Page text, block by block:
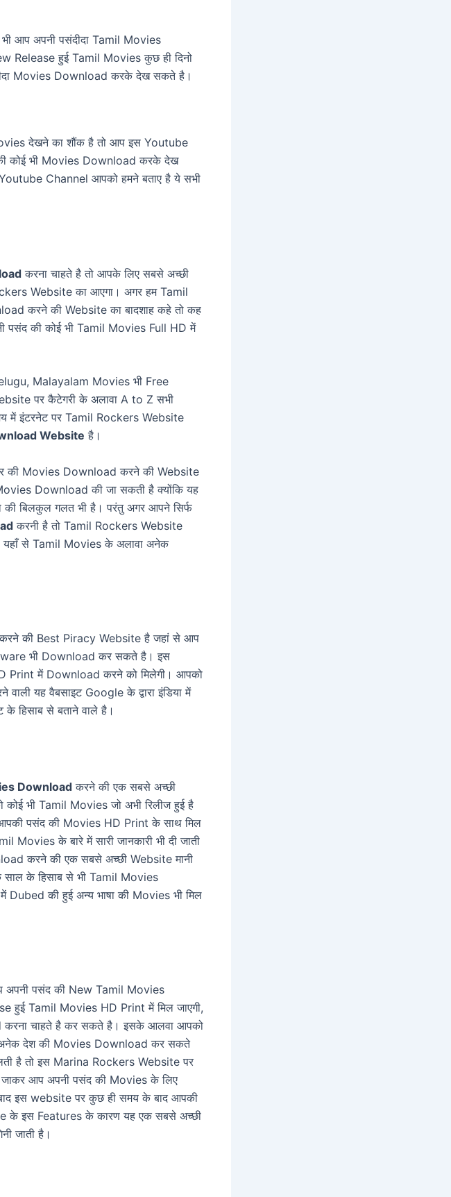
आप अपनी पसंदीदा Tamil Movies
हुई Tamil Movies कुछ ही दिनो
Movies Download करके देख सकते है।
देखने का शौंक है तो आप इस Youtube
कोई भी Movies Download करके देख
Channel आपको हमने बताए है ये सभी
करना चाहते है तो आपके लिए सबसे अच्छी
Website का आएगा। अगर हम Tamil
करने की Website का बादशाह कहे तो कह
पसंद की कोई भी Tamil Movies Full HD में
Malayalam Movies भी Free
पर कैटेगरी के अलावा A to Z सभी
में इंटरनेट पर Tamil Rockers Website
Website है।
की Movies Download करने की Website
Download की जा सकती है क्योंकि यह
बिलकुल गलत भी है। परंतु अगर आपने सिर्फ
करनी है तो Tamil Rockers Website
से Tamil Movies के अलावा अनेक
की Best Piracy Website है जहां से आप
भी Download कर सकते है। इस
Print में Download करने को मिलेगी। आपको
यह वैबसाइट Google के द्वारा इंडिया में
के हिसाब से बताने वाले है।
Download करने की एक सबसे अच्छी
कोई भी Tamil Movies जो अभी रिलीज हुई है
पसंद की Movies HD Print के साथ मिल
के बारे में सारी जानकारी भी दी जाती
करने की एक सबसे अच्छी Website मानी
के हिसाब से भी Tamil Movies
की हुई अन्य भाषा की Movies भी मिल
पसंद की New Tamil Movies
हुई Tamil Movies HD Print में मिल जाएगी,
चाहते है कर सकते है। इसके आलवा आपको
अनेक देश की Movies Download कर सकते
है तो इस Marina Rockers Website पर
आप अपनी पसंद की Movies के लिए
इस website पर कुछ ही समय के बाद आपकी
के इस Features के कारण यह एक सबसे अच्छी
जाती है।